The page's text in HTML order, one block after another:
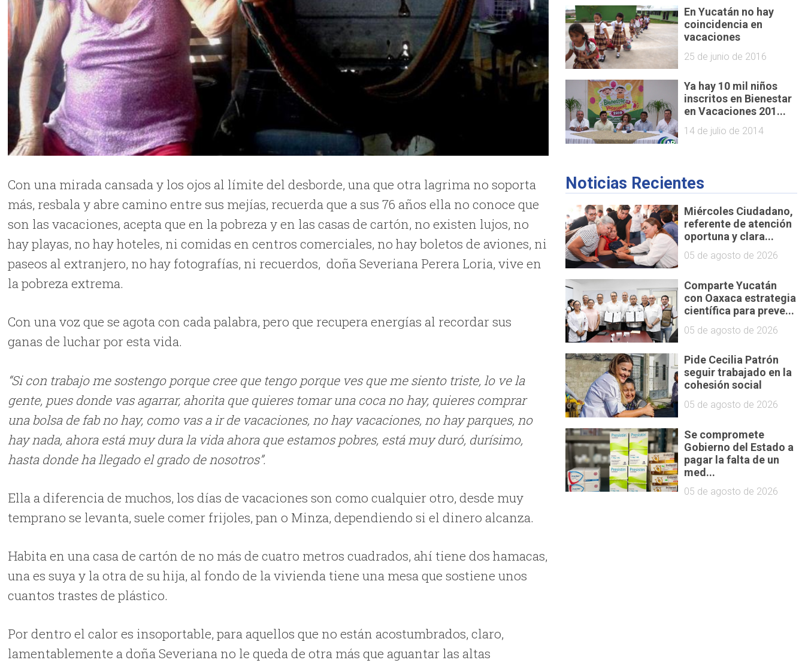
Con una mirada cansada y los ojos al límite del desborde, una que otra lagrima no soporta
más, resbala y abre camino entre sus mejías, recuerda que a sus 76 años ella no conoce que
son las vacaciones, acepta que en la pobreza y en las casas de cartón, no existen lujos, no
hay playas, no hay hoteles, ni comidas en centros comerciales, no hay boletos de aviones, ni
paseos al extranjero, no hay fotografías, ni recuerdos, doña Severiana Perera Loria, vive en
la pobreza extrema.
Con una voz que se agota con cada palabra, pero que recupera energías al recordar sus
ganas de luchar por esta vida.
“Si con trabajo me sostengo porque cree que tengo porque ves que me siento triste, lo ve la
gente, pues donde vas agarrar, ahorita que quieres tomar una coca no hay, quieres comprar
una bolsa de fab no hay, como vas a ir de vacaciones, no hay vacaciones, no hay parques, no
hay nada, ahora está muy dura la vida ahora que estamos pobres, está muy duró, durísimo,
hasta donde ha llegado el grado de nosotros”.
Ella a diferencia de muchos, los días de vacaciones son como cualquier otro, desde muy
temprano se levanta, suele comer frijoles, pan o Minza, dependiendo si el dinero alcanza.
Habita en una casa de cartón de no más de cuatro metros cuadrados, ahí tiene dos hamacas,
una es suya y la otra de su hija, al fondo de la vivienda tiene una mesa que sostiene unos
cuantos trastes de plástico.
Por dentro el calor es insoportable, para aquellos que no están acostumbrados, claro,
lamentablemente a doña Severiana no le queda de otra más que aguantar las altas
En Yucatán no hay
coincidencia en
vacaciones
25 de junio de 2016
Ya hay 10 mil niños
inscritos en Bienestar
en Vacaciones 201...
14 de julio de 2014
Noticias Recientes
Miércoles Ciudadano,
referente de atención
oportuna y clara...
05 de agosto de 2026
Comparte Yucatán
con Oaxaca estrategia
científica para preve...
05 de agosto de 2026
Pide Cecilia Patrón
seguir trabajado en la
cohesión social
05 de agosto de 2026
Se compromete
Gobierno del Estado a
pagar la falta de un
med...
05 de agosto de 2026